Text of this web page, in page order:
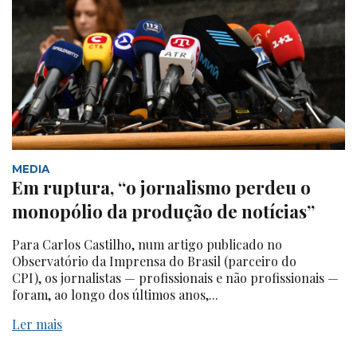
MEDIA
Em ruptura, “o jornalismo perdeu o
monopólio da produção de notícias”
Para Carlos Castilho, num artigo publicado no
Observatório da Imprensa do Brasil (parceiro do
CPI), os jornalistas — profissionais e não profissionais —
foram, ao longo dos últimos anos,...
Ler mais